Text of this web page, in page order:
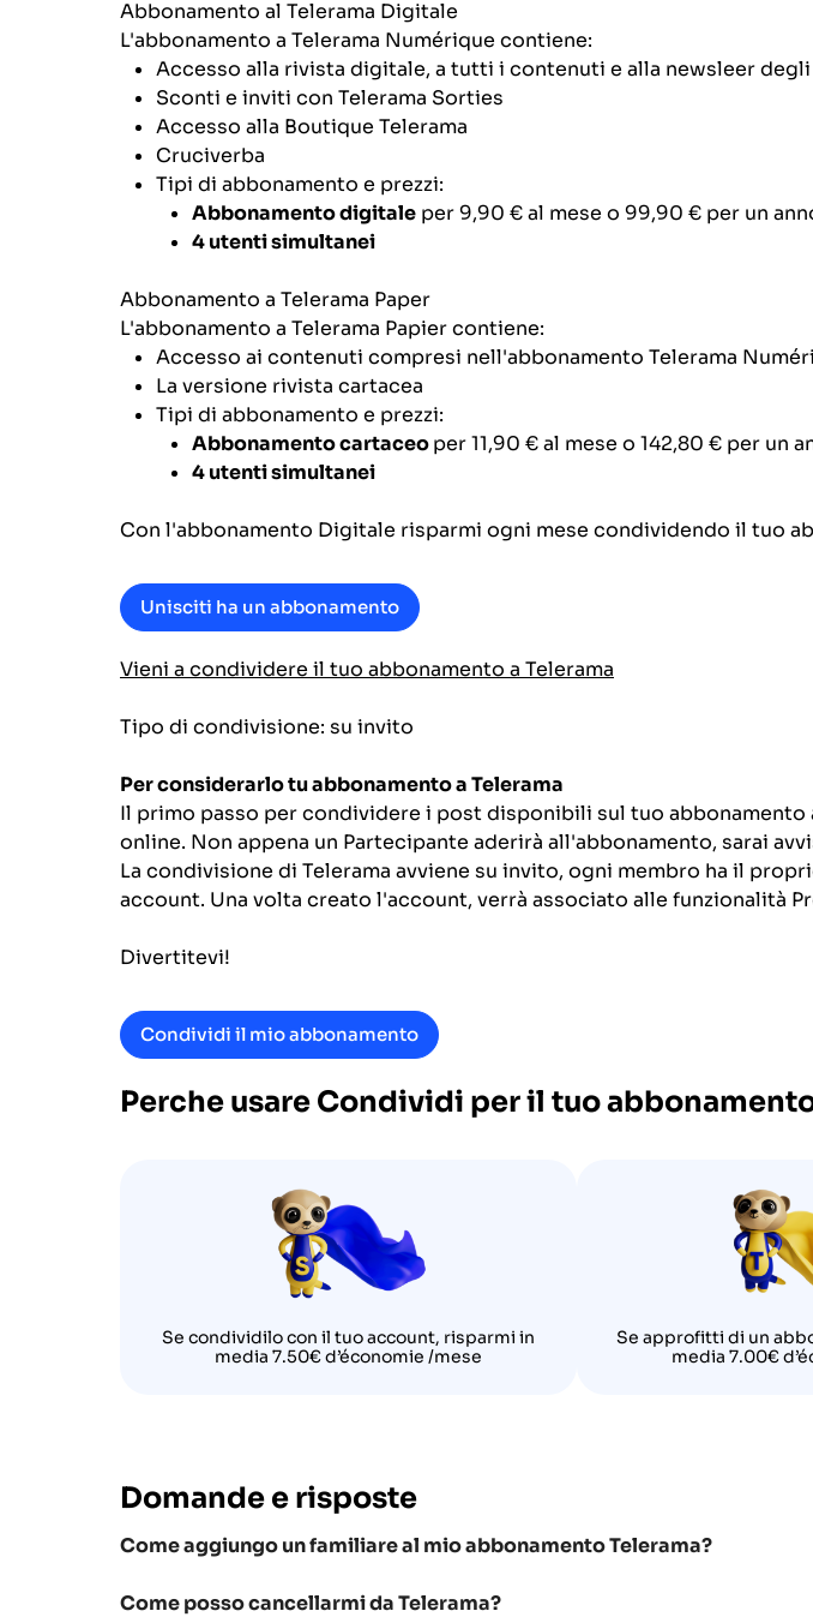
Abbonamento al Telerama Digitale
L'abbonamento a Telerama Numérique contiene:
Accesso alla rivista digitale, a tutti i contenuti e alla newsleer
Sconti e inviti con Telerama Sorties
Accesso alla Boutique Telerama
Cruciverba
Tipi di abbonamento e prezzi:
Abbonamento digitale per 9,90 € al mese o 99,90 € per un
4 utenti simultanei
Abbonamento a Telerama Paper
L'abbonamento a Telerama Papier contiene:
Accesso ai contenuti compresi nell'abbonamento Telerama
La versione rivista cartacea
Tipi di abbonamento e prezzi:
Abbonamento cartaceoper 11,90 € al mese o 142,80 € per un
4 utenti simultanei
Con l'abbonamento Digitale risparmi ogni mese condividendo il tuo
Unisciti ha un abbonamento
Vieni a condividere il tuo abbonamento a Telerama
Tipo di condivisione: su invito
Per considerarlo tu abbonamento a Telerama
Il primo passo per condividere i post disponibili sul tuo abbonamento
online. Non appena un Partecipante aderirà all'abbonamento, sarai
La condivisione di Telerama avviene su invito, ogni membro ha il
account. Una volta creato l'account, verrà associato alle funzionalità
Divertitevi!
Condividi il mio abbonamento
Perche usare Condividi per il tuo
Se condividilo con il tuo account, risparmi in
media 7.50€ d’économie /mese
Se approfitti di un
media 7.00€
Domande e risposte
Come aggiungo un familiare al mio abbonamento Telerama?
Come posso cancellarmi da Telerama?